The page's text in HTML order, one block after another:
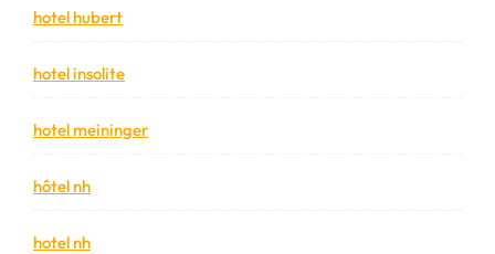
hotel hubert
hotel insolite
hotel meininger
hôtel nh
hotel nh